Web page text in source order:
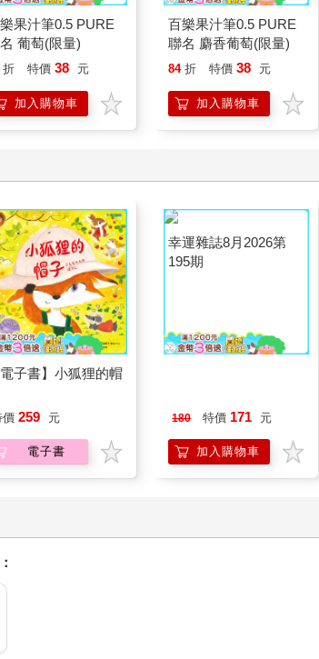
果汁筆0.5 PURE
葡萄(限量)
折 特價 38 元
加入購物車
百樂果汁筆0.5 PURE
聯名 麝香葡萄(限量)
84 折 特價 38 元
加入購物車
電子書】小狐狸的帽
價 259 元
電子書
180 特價 171 元
加入購物車